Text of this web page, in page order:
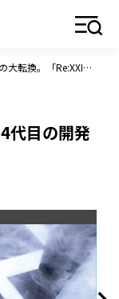
「ゼクシオ」25年目の大転換。「Re:XXIO」世界初に挑んだ14代目の開発ストーリー
代目の開発